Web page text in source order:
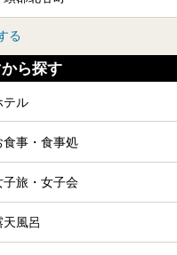
る
ら探す
テル
食事・食事処
子旅・女子会
天風呂